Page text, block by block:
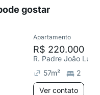
gostar
Apartamento
R$ 220.000
R. Padre João Lux,
57m² 2
Ver contato